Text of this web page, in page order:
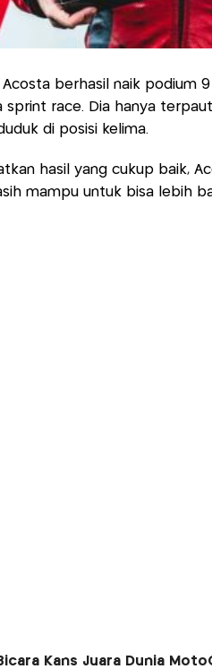
Acosta berhasil naik podium
sprint race. Dia hanya
di posisi kelima.
hasil yang cukup baik,
mampu untuk bisa lebih
Kans Juara Dunia